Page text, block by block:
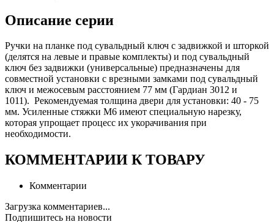
Описание серии
Ручки на планке под сувальдный ключ с задвижкой и шторкой
(делятся на левые и правые комплекты) и под сувальдный
ключ без задвижки (универсальные) предназначены для
совместной установки с врезными замками под сувальдный
ключ и межосевым расстоянием 77 мм (Гардиан 3012 и
1011). Рекомендуемая толщина двери для установки: 40 - 75
мм. Усиленные стяжки М6 имеют специальную нарезку,
которая упрощает процесс их укорачивания при
необходимости.
КОММЕНТАРИИ К ТОВАРУ
Комментарии
Загрузка комментариев...
Подпишитесь на новости